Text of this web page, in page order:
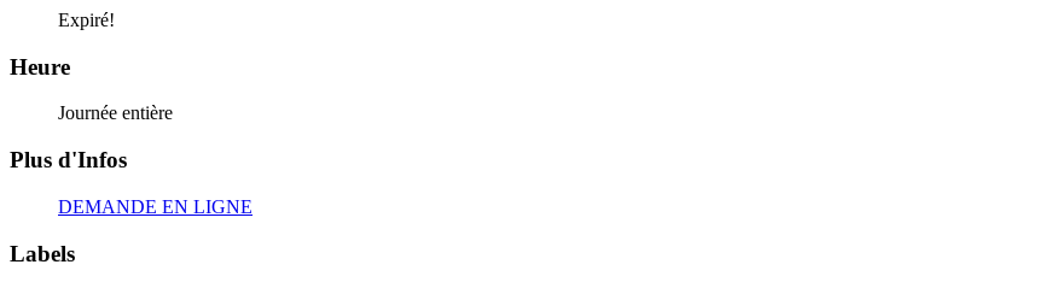
Expiré!
Heure
Journée entière
Plus d'Infos
DEMANDE EN LIGNE
Labels